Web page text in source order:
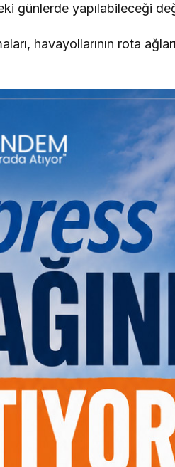
günlerde yapılabileceği
havayollarının rota